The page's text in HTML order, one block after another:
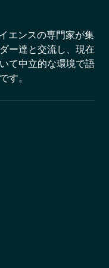
エンスの専門家が集
ー達と交流し、現在
て中立的な環境で語
す。